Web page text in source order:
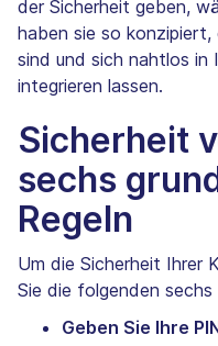
der Sicherheit geben,
haben sie so
sind und sich nahtlos
integrieren lassen.
Sicherheit
sechs
Regeln
Um die Sicherheit Ihrer
Sie die folgenden
Geben Sie Ihre